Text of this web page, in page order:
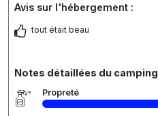
Avis sur l'hébergement :
tout était beau
Notes détaillées du camping
Propreté